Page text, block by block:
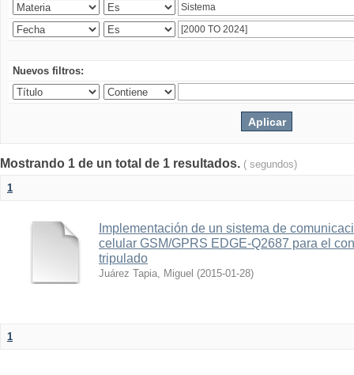
Nuevos filtros:
Mostrando 1 de un total de 1 resultados. ( segundos)
1
Implementación de un sistema de
celular GSM/GPRS EDGE-Q2687 para el
tripulado
Juárez Tapia, Miguel (2015-01-28)
1